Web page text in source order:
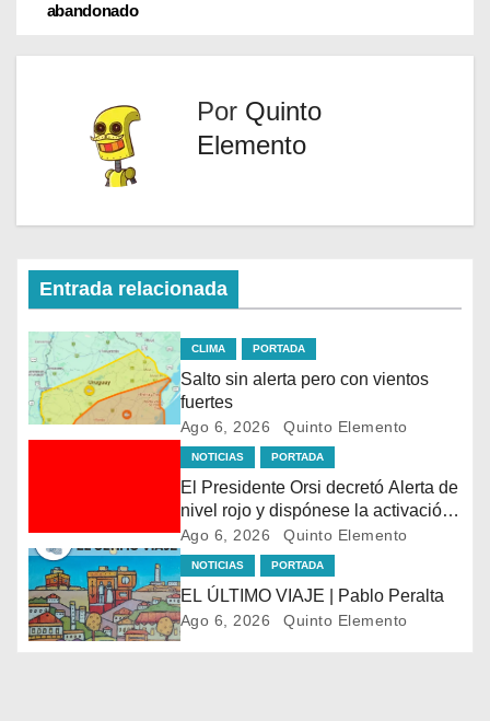
)
abandonado
Por Quinto
Elemento
Entrada relacionada
CLIMA PORTADA
Salto sin alerta pero con vientos
fuertes
Ago 6, 2026 Quinto Elemento
NOTICIAS PORTADA
El Presidente Orsi decretó Alerta de
nivel rojo y dispónese la activación
de la operativa del Sistema
Nacional de Emergencias en la
franja costera desde el arroyo
Pando, hasta la localidad de Aguas
Dulces
Ago 6, 2026 Quinto Elemento
NOTICIAS PORTADA
EL ÚLTIMO VIAJE | Pablo Peralta
Ago 6, 2026 Quinto Elemento